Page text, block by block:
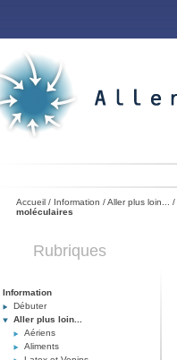
Accueil/ Information /Aller plus loin... /
moléculaires
Rubriques
Information
Débuter
Aller plus loin...
Aériens
Aliments